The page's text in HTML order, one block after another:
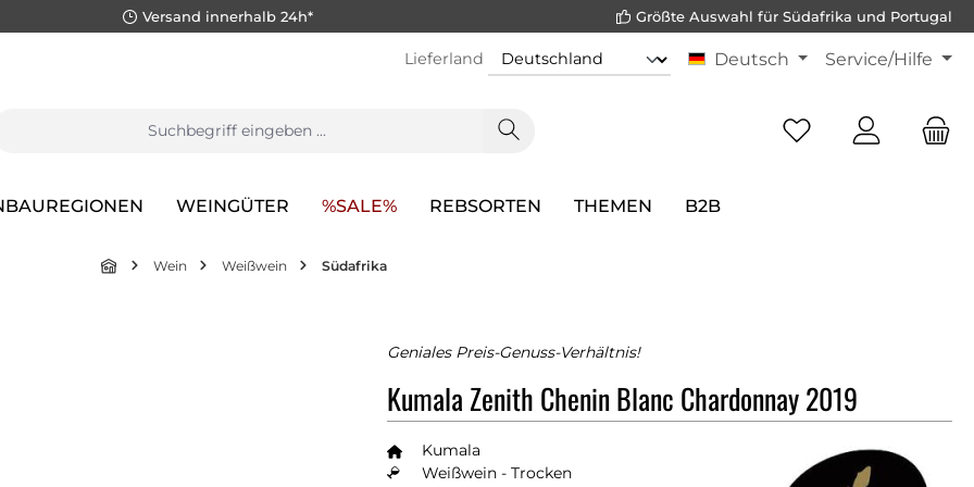
Versand innerhalb 24h* Größte Auswahl für Südafrika und Portugal
Lieferland Deutsch Service/Hilfe
WEINGÜTER %SALE% REBSORTEN THEMEN B2B
Wein Weißwein Südafrika
Geniales Preis-Genuss-Verhältnis!
Kumala Zenith Chenin Blanc Chardonnay 2019
Kumala
Weißwein - Trocken